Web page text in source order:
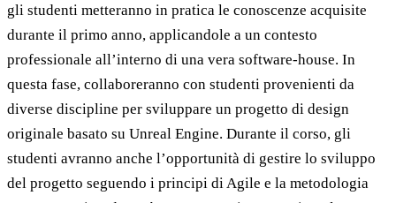
gli studenti metteranno in pratica le conoscenze acquisite
durante il primo anno, applicandole a un contesto
professionale all’interno di una vera software-house. In
questa fase, collaboreranno con studenti provenienti da
diverse discipline per sviluppare un progetto di design
originale basato su Unreal Engine. Durante il corso, gli
studenti avranno anche l’opportunità di gestire lo sviluppo
del progetto seguendo i principi di Agile e la metodologia